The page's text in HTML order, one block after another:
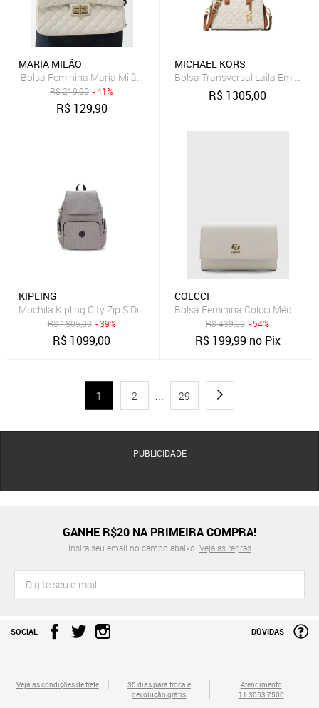
MARIA MILÃO
Bolsa Feminina Maria Milão Matelassê Off White com Corrente
R$219,90 - 41%
R$ 129,90
MICHAEL KORS
Bolsa Transversal Laila Em
R$ 1305,00
KIPLING
Mochila Kipling City Zip S Diagonal Jq
R$1805,00 - 39%
R$ 1099,00
COLCCI
Bolsa Feminina Colcci Média
R$439,00 - 54%
R$ 199,99 no Pix
1 2 ... 29
PUBLICIDADE
GANHE R$20 NA PRIMEIRA COMPRA!
Insira seu email no campo abaixo. Veja as regras
SOCIAL DÚVIDAS
Veja as condições de frete
30 dias para troca e
devolução grátis
Atendimento
11 3053 7500